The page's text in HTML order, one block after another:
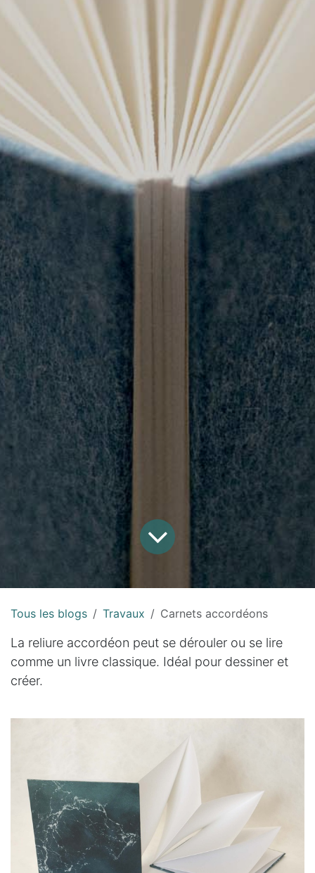
Tous les blogs Travaux Carnets accordéons
La reliure accordéon peut se dérouler ou se lire
comme un livre classique. Idéal pour dessiner et
créer.